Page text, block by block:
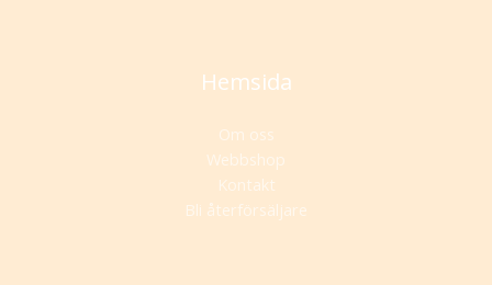
Hemsida
Om oss
Webbshop
Kontakt
Bli återförsäljare